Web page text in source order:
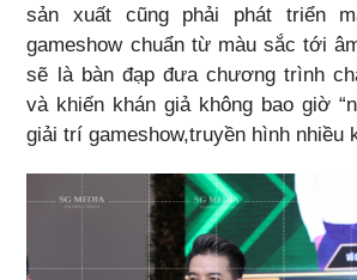
sản xuất cũng phải phát triển
gameshow chuẩn từ màu sắc tới
sẽ là bàn đạp đưa chương trình
và khiến khán giả không bao giờ
giải trí gameshow,truyền hình nhiều